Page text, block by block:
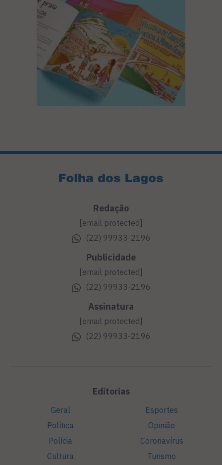
Redação
[email protected]
(22) 99933-2196
Publicidade
[email protected]
(22) 99933-2196
Assinatura
[email protected]
(22) 99933-2196
Editorias
Geral
Política
Polícia
Cultura
Esportes
Opinião
Coronavírus
Turismo